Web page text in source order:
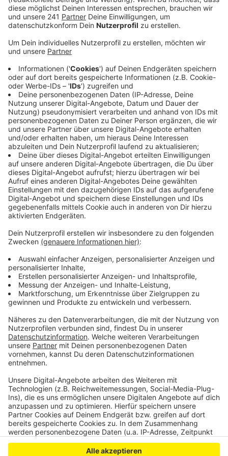
Anzeige
Veröffentlicht:Montag, 03.11.2025 15:40
Vor allem im industriell geprägten Oberberg hat sich
die Situation deutlich verschlechtert, sagt Michael
Sallmann von der IHK Oberberg – hier sprechen satte
43% der Betriebe aktuell von einer schlechten Lage:
Also die Wirtschaftskrise in Deutschland ist eine
Industriekrise. Und Oberberg ist das industrielle
Herz des IHK-Bezirks. Wir haben fast 40% der
Beschäftigten in der Industrie. Und deswegen
trifft dann diese Krise diese Region besonders.
In Rhein-Berg bewertet immerhin noch ein Viertel der
wollen die Unternehmen weniger investieren - in
Oberberg will außerdem mehr als ein Drittel der
Betriebe beim Personal den Rotstift ansetzen. Als
Haupt-Risiken für die wirtschaftliche Entwicklung
werden die Arbeitskosten, die Inlands-Nachfrage und
der Fachkräftemangel genannt.
Anzeige
Anzeige